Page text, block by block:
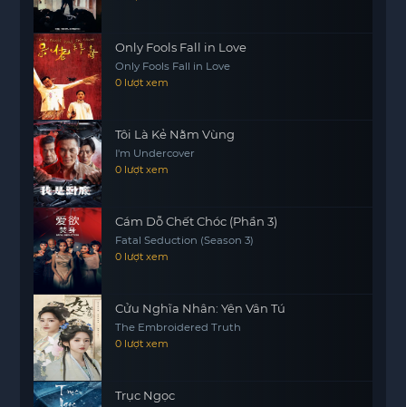
Only Fools Fall in Love
Only Fools Fall in Love
0 lượt xem
Tôi Là Kẻ Nằm Vùng
I'm Undercover
0 lượt xem
Cám Dỗ Chết Chóc (Phần 3)
Fatal Seduction (Season 3)
0 lượt xem
Cửu Nghĩa Nhân: Yên Vân Tú
The Embroidered Truth
0 lượt xem
Trục Ngọc